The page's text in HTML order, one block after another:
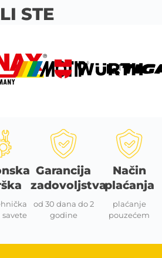
STE
Garancija
zadovoljstva
od 30 dana do 2
godine
Način
plaćanja
plaćanje
pouzećem